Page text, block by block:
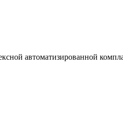
автоматизированной